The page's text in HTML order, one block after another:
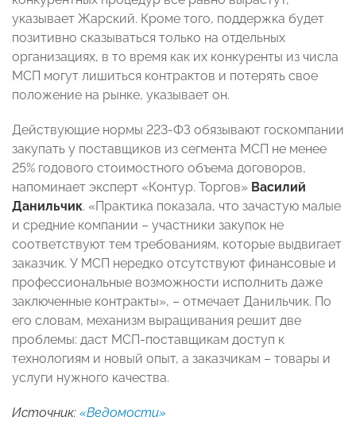
указывает Жарский. Кроме того, поддержка будет
позитивно сказываться только на отдельных
организациях, в то время как их конкуренты из числа
МСП могут лишиться контрактов и потерять свое
положение на рынке, указывает он.
Действующие нормы 223-ФЗ обязывают госкомпании
закупать у поставщиков из сегмента МСП не менее
25% годового стоимостного объема договоров,
напоминает эксперт «Контур. Торгов» Василий
Данильчик. «Практика показала, что зачастую малые
и средние компании – участники закупок не
соответствуют тем требованиям, которые выдвигает
заказчик. У МСП нередко отсутствуют финансовые и
профессиональные возможности исполнить даже
заключенные контракты», – отмечает Данильчик. По
его словам, механизм выращивания решит две
проблемы: даст МСП-поставщикам доступ к
технологиям и новый опыт, а заказчикам – товары и
услуги нужного качества.
Источник: «Ведомости»